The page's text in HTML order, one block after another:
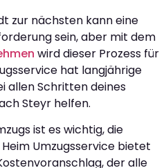
zur nächsten kann eine
sein, aber mit dem
wird dieser Prozess für
hat langjährige
allen Schritten deines
Steyr helfen.
ist es wichtig, die
Umzugsservice bietet
der alle